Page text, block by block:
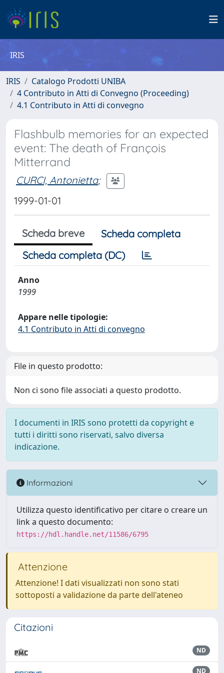
IRIS
IRIS
Catalogo Prodotti UNIBA
4 Contributo in Atti di Convegno (Proceeding)
4.1 Contributo in Atti di convegno
Flashbulb memories for an expected
event: The death of François
Mitterrand
CURCI, Antonietta;
1999-01-01
Scheda breve
Scheda completa
Scheda completa (DC)
Anno
1999
Appare nelle tipologie:
4.1 Contributo in Atti di convegno
File in questo prodotto:
Non ci sono file associati a questo prodotto.
I documenti in IRIS sono protetti da copyright e
tutti i diritti sono riservati, salvo diversa
indicazione.
Informazioni
Utilizza questo identificativo per citare o creare un
link a questo documento:
https://hdl.handle.net/11586/6795
Attenzione
Attenzione! I dati visualizzati non sono stati
sottoposti a validazione da parte dell'ateneo
Citazioni
ND
ND